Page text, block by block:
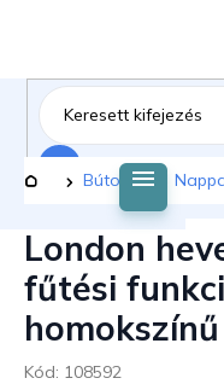
tartalomhoz
Kezdőlap
Bútorok
London
fűtési
homokszínű
Kód: 108592